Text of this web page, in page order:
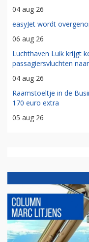
04 aug 26
easyJet wordt
06 aug 26
Luchthaven Luik krijgt
passagiersvluchten
04 aug 26
Raamstoeltje in de
170 euro extra
05 aug 26